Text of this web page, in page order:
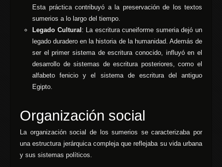
Esta práctica contribuyó a la preservación de los textos
sumerios a lo largo del tiempo.
Legado Cultural : La escritura cuneiforme sumeria dejó un
legado duradero en la historia de la humanidad. Además de
ser el primer sistema de escritura conocido, influyó en el
desarrollo de sistemas de escritura posteriores, como el
alfabeto fenicio y el sistema de escritura del antiguo
Egipto.
Organización social
La organización social de los sumerios se caracterizaba por
una estructura jerárquica compleja que reflejaba su vida urbana
y sus sistemas políticos.